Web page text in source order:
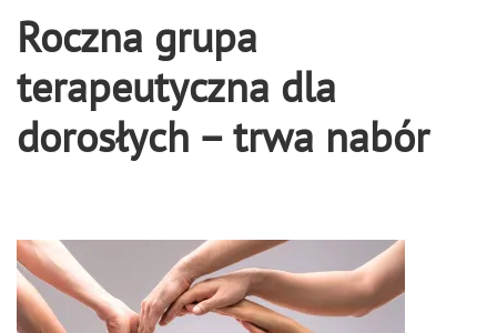
Roczna grupa
terapeutyczna dla
dorosłych – trwa nabór